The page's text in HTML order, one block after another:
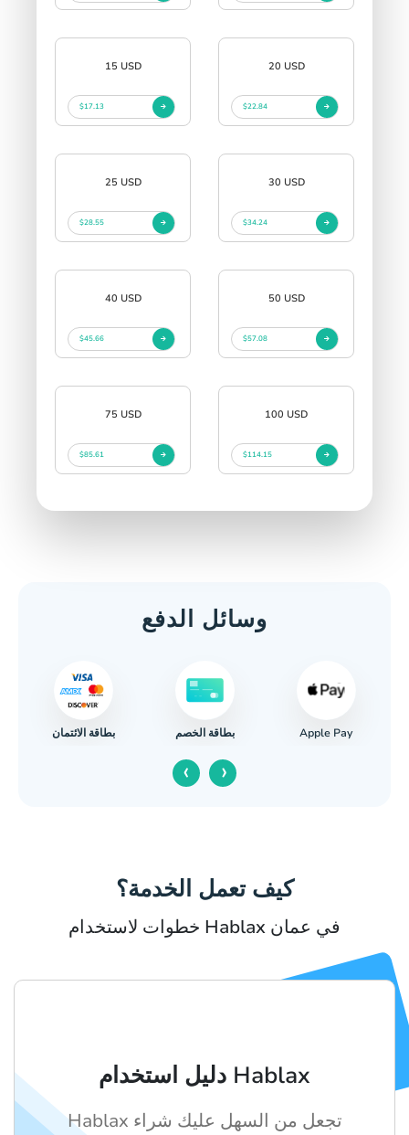
15 USD
$17.13
20 USD
$22.84
25 USD
$28.55
30 USD
$34.24
40 USD
$45.66
50 USD
$57.08
75 USD
$85.61
100 USD
$114.15
وسائل الدفع
بطاقة الائتمان بطاقة الخصم Apple Pay
‹ ›
كيف تعمل الخدمة؟
خطوات لاستخدام Hablax في عمان
دليل استخدام Hablax
Hablax تجعل من السهل عليك شراء